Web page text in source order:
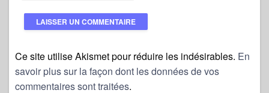
Ce site utilise Akismet pour réduire les indésirables. En
savoir plus sur la façon dont les données de vos
commentaires sont traitées